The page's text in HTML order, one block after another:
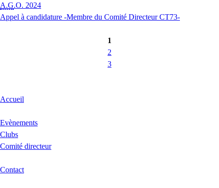
A.G.O. 2024
Appel à candidature -Membre du Comité Directeur CT73-
1
2
3
Accueil
Evènements
Clubs
Comité directeur
Contact